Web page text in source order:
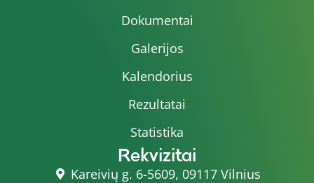
Dokumentai
Galerijos
Kalendorius
Rezultatai
Statistika
Rekvizitai
Kareivių g. 6-5609, 09117 Vilnius